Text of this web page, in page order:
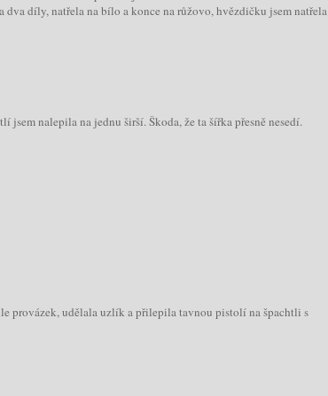
dva díly, natřela na bílo a konce na růžovo, hvězdičku jsem natřela
jsem nalepila na jednu širší. Škoda, že ta šířka přesně nesedí.
provázek, udělala uzlík a přilepila tavnou pistolí na špachtli s